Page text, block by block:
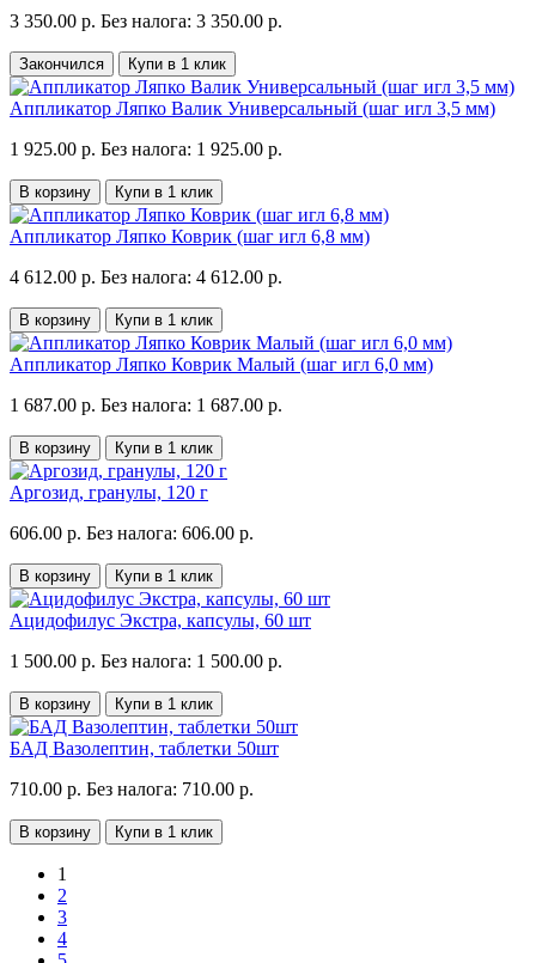
3 350.00 р. Без налога: 3 350.00 р.
Закончился Купи в 1 клик
Аппликатор Ляпко Валик Универсальный (шаг игл 3,5 мм)
1 925.00 р. Без налога: 1 925.00 р.
В корзину Купи в 1 клик
Аппликатор Ляпко Коврик (шаг игл 6,8 мм)
4 612.00 р. Без налога: 4 612.00 р.
В корзину Купи в 1 клик
Аппликатор Ляпко Коврик Малый (шаг игл 6,0 мм)
1 687.00 р. Без налога: 1 687.00 р.
В корзину Купи в 1 клик
Аргозид, гранулы, 120 г
606.00 р. Без налога: 606.00 р.
В корзину Купи в 1 клик
Ацидофилус Экстра, капсулы, 60 шт
1 500.00 р. Без налога: 1 500.00 р.
В корзину Купи в 1 клик
БАД Вазолептин, таблетки 50шт
710.00 р. Без налога: 710.00 р.
В корзину Купи в 1 клик
1
2
3
4